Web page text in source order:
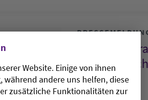
Kirchliche
Kreis möglich
Fr., 06.01.2006
Website. Einige von ihnen
andere uns helfen, diese
zusätzliche Funktionalitäten zur